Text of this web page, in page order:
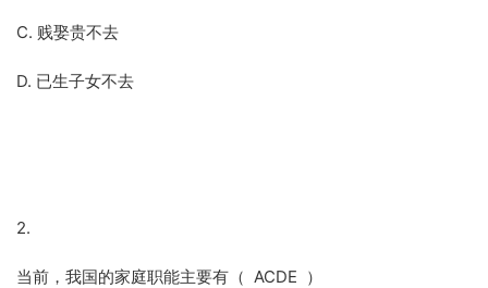
C. 贱娶贵不去
D. 已生子女不去
2.
当前，我国的家庭职能主要有（ ACDE ）